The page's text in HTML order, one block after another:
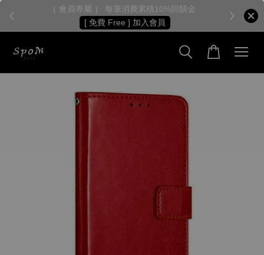
［ 會員專屬 ］ 每筆消費累積10%回饋金
[ 免費 Free ] 加入會員